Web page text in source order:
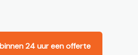
24 uur een offerte